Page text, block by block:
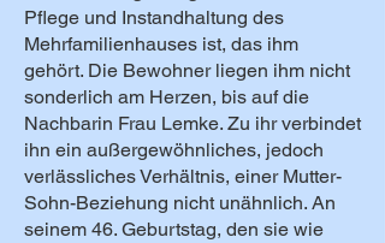
Pflege und Instandhaltung des
Mehrfamilienhauses ist, das ihm
gehört. Die Bewohner liegen ihm nicht
sonderlich am Herzen, bis auf die
Nachbarin Frau Lemke. Zu ihr verbindet
ihn ein außergewöhnliches, jedoch
verlässliches Verhältnis, einer Mutter-
Sohn-Beziehung nicht unähnlich. An
seinem 46. Geburtstag, den sie wie